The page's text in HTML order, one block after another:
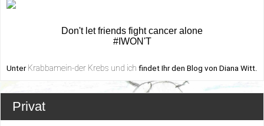
Don't let friends fight cancer alone
#IWON'T
Unter Krabbamein-der Krebs und ich findet Ihr den Blog von Diana Witt.
Privat